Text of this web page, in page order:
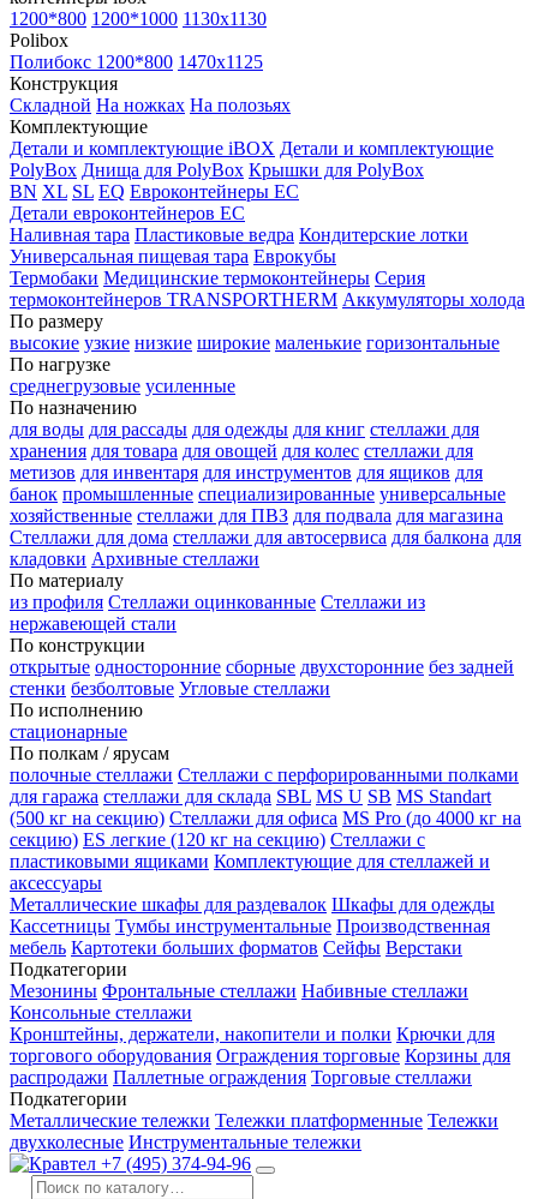
1200*800 1200*1000 1130x1130
Polibox
Полибокс 1200*800 1470х1125
Конструкция
Складной На ножках На полозьях
Комплектующие
Детали и комплектующие iBOX Детали и комплектующие
PolyBox Днища для PolyBox Крышки для PolyBox
BN XL SL EQ Евроконтейнеры EC
Детали евроконтейнеров EC
Наливная тара Пластиковые ведра Кондитерские лотки
Универсальная пищевая тара Еврокубы
Термобаки Медицинские термоконтейнеры Серия
термоконтейнеров TRANSPORTHERM Аккумуляторы холода
По размеру
высокие узкие низкие широкие маленькие горизонтальные
По нагрузке
среднегрузовые усиленные
По назначению
для воды для рассады для одежды для книг стеллажи для
хранения для товара для овощей для колес стеллажи для
метизов для инвентаря для инструментов для ящиков для
банок промышленные специализированные универсальные
хозяйственные стеллажи для ПВЗ для подвала для магазина
Стеллажи для дома стеллажи для автосервиса для балкона для
кладовки Архивные стеллажи
По материалу
из профиля Стеллажи оцинкованные Стеллажи из
нержавеющей стали
По конструкции
открытые односторонние сборные двухсторонние без задней
стенки безболтовые Угловые стеллажи
По исполнению
стационарные
По полкам / ярусам
полочные стеллажи Стеллажи с перфорированными полками
для гаража стеллажи для склада SBL MS U SB MS Standart
(500 кг на секцию) Стеллажи для офиса MS Pro (до 4000 кг на
секцию) ES легкие (120 кг на секцию) Стеллажи с
пластиковыми ящиками Комплектующие для стеллажей и
аксессуары
Металлические шкафы для раздевалок Шкафы для одежды
Кассетницы Тумбы инструментальные Производственная
мебель Картотеки больших форматов Сейфы Верстаки
Подкатегории
Мезонины Фронтальные стеллажи Набивные стеллажи
Консольные стеллажи
Кронштейны, держатели, накопители и полки Крючки для
торгового оборудования Ограждения торговые Корзины для
распродажи Паллетные ограждения Торговые стеллажи
Подкатегории
Металлические тележки Тележки платформенные Тележки
двухколесные Инструментальные тележки
+7 (495) 374-94-96